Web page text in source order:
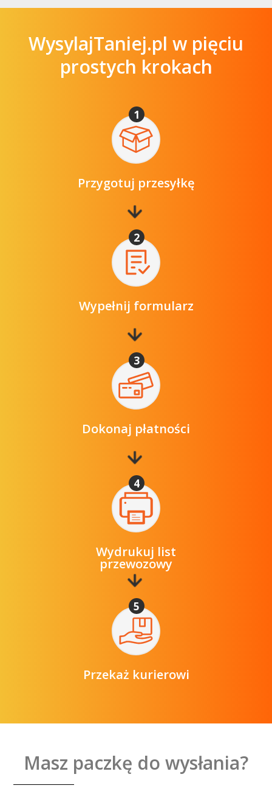
WysylajTaniej.pl w pięciu
prostych krokach
1
Przygotuj przesyłkę
2
Wypełnij formularz
3
Dokonaj płatności
4
Wydrukuj list
przewozowy
5
Przekaż kurierowi
Masz paczkę do wysłania?